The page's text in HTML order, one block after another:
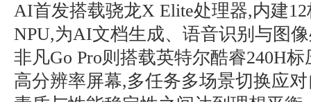
AI首发搭载骁龙X Elite处理器,内建12
NPU,为AI文档生成、语音识别与图
非凡Go Pro则搭载英特尔酷睿240H
高分辨率屏幕,多任务多场景切换应